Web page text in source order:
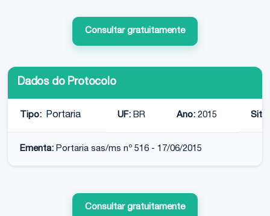
Consultar gratuitamente
Dados do Protocolo
Tipo: Portaria UF: BR Ano: 2015
Ementa: Portaria sas/ms nº 516 - 17/06/2015
Consultar gratuitamente